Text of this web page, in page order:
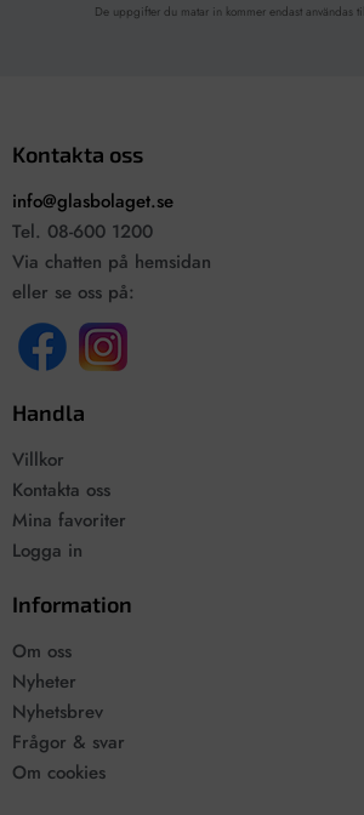
De uppgifter du matar in kommer endast användas
Kontakta oss
info@glasbolaget.se
Tel. 08-600 1200
Via chatten på hemsidan
eller se oss på:
Handla
Villkor
Kontakta oss
Mina favoriter
Logga in
Information
Om oss
Nyheter
Nyhetsbrev
Frågor & svar
Om cookies